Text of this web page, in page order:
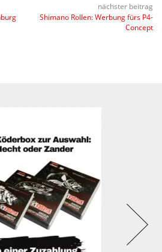
nächster beitrag
Shimano Rollen: Werbung fürs P4-
Concept